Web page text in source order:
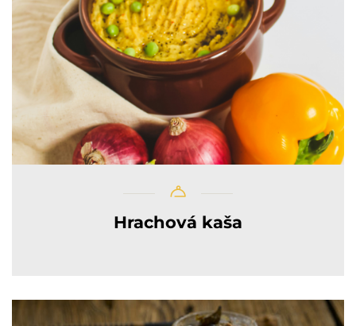
Hrachová kaša